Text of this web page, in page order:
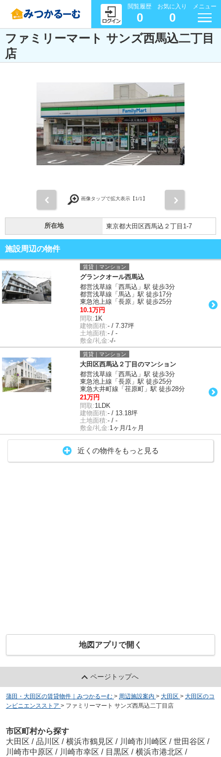
閲覧履歴
0
お気に入り
0
メニュー
ファミリーマート サンズ西馬込二丁目
店
画像タップで拡大表示【1/1】
所在地 東京都大田区西馬込２丁目1-7
施設周辺の物件
賃貸｜マンション
グランクオール西馬込
都営浅草線「西馬込」駅 徒歩3分
都営浅草線「馬込」駅 徒歩17分
東急池上線「長原」駅 徒歩25分
10.1万円
間取:1K
建物面積:- / 7.37坪
土地面積:- / -
敷金/礼金:-/-
賃貸｜マンション
大田区西馬込２丁目のマンション
都営浅草線「西馬込」駅 徒歩3分
東急池上線「長原」駅 徒歩25分
東急大井町線「荏原町」駅 徒歩28分
21万円
間取:1LDK
建物面積:- / 13.18坪
土地面積:- / -
敷金/礼金:1ヶ月/1ヶ月
近くの物件をもっと見る
地図アプリで開く
ページトップへ
蒲田・大田区の賃貸物件｜みつかるーむ > 周辺施設案内 > 大田区 > 大田区のコ
ンビニエンスストア > ファミリーマート サンズ西馬込二丁目店
市区町村から探す
大田区 / 品川区 / 横浜市鶴見区 / 川崎市川崎区 / 世田谷区 /
川崎市中原区 / 川崎市幸区 / 目黒区 / 横浜市港北区 /